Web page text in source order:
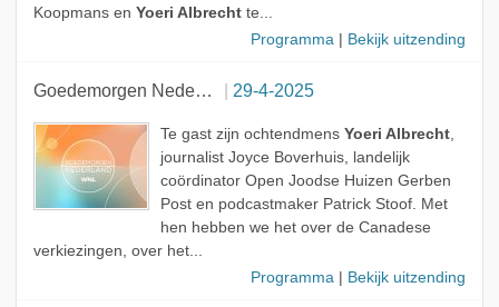
Koopmans en Yoeri Albrechtte...
Programma
Bekijk uitzending
Goedemorgen Nederland 29-4-2025
Te gast zijn ochtendmens Yoeri Albrecht,
journalist Joyce Boverhuis, landelijk
coördinator Open Joodse Huizen Gerben
Post en podcastmaker Patrick Stoof. Met
hen hebben we het over de Canadese
verkiezingen, over het...
Programma
Bekijk uitzending